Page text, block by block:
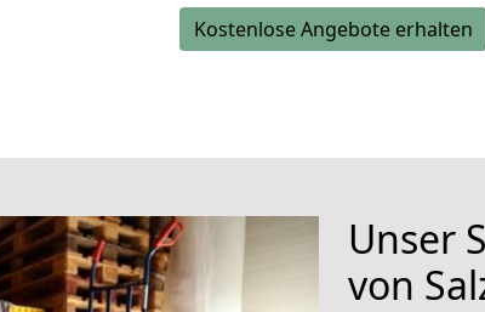
Kostenlose Angebote erhalten
Unser
von